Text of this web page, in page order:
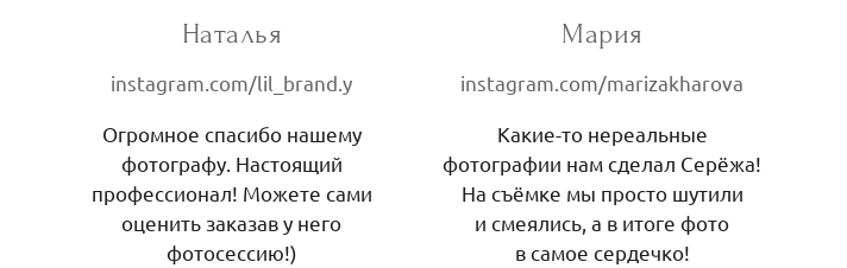
Наталья
instagram.com/lil_brand.y
Огромное спасибо нашему
фотографу. Настоящий
профессионал! Можете сами
оценить заказав у него
фотосессию!)
Мария
instagram.com/marizakharova
Какие-то нереальные
фотографии нам сделал Серёжа!
На съёмке мы просто шутили
и смеялись, а в итоге фото
в самое сердечко!